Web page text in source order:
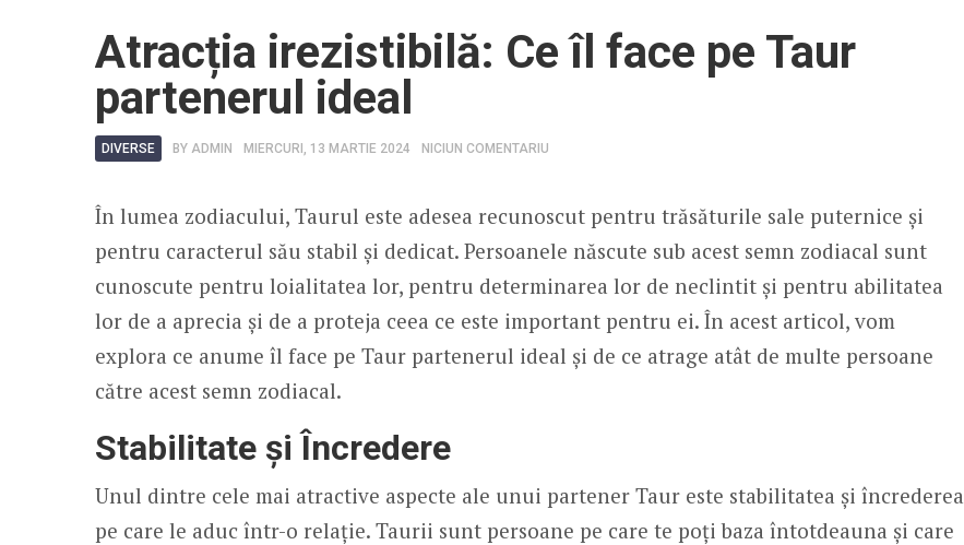
Atracția irezistibilă: Ce îl face pe Taur
partenerul ideal
DIVERSE BY ADMIN MIERCURI, 13 MARTIE 2024 NICIUN COMENTARIU
În lumea zodiacului, Taurul este adesea recunoscut pentru trăsăturile sale puternice și
pentru caracterul său stabil și dedicat. Persoanele născute sub acest semn zodiacal sunt
cunoscute pentru loialitatea lor, pentru determinarea lor de neclintit și pentru abilitatea
lor de a aprecia și de a proteja ceea ce este important pentru ei. În acest articol, vom
explora ce anume îl face pe Taur partenerul ideal și de ce atrage atât de multe persoane
către acest semn zodiacal.
Stabilitate și Încredere
Unul dintre cele mai atractive aspecte ale unui partener Taur este stabilitatea și încrederea
pe care le aduc într-o relație. Taurii sunt persoane pe care te poți baza întotdeauna și care